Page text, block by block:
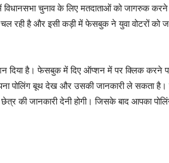
विधानसभा चुनाव के लिए मतदाताओं को जागरुक करने
रही है और इसी कड़ी में फेसबुक ने युवा वोटरों को
दिया है। फेसबुक में दिए ऑप्शन में पर क्लिक करने पर
पोलिंग बूथ देख और उसकी जानकारी ले सकता
की जानकारी देनी होगी। जिसके बाद आपका